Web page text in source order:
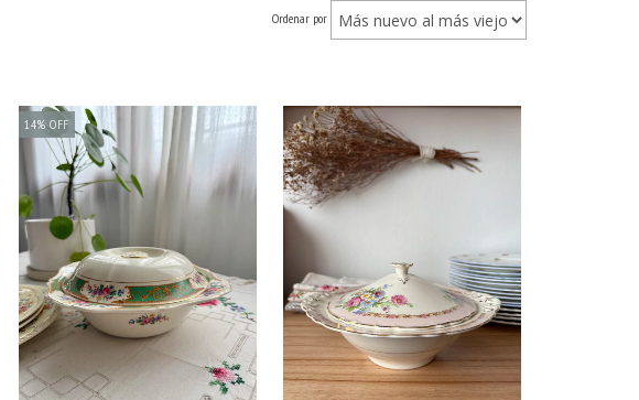
Ordenar por
14%OFF